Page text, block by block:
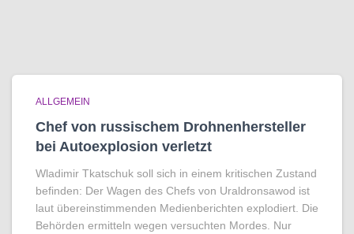
ALLGEMEIN
Chef von russischem Drohnenhersteller
bei Autoexplosion verletzt
Wladimir Tkatschuk soll sich in einem kritischen Zustand
befinden: Der Wagen des Chefs von Uraldronsawod ist
laut übereinstimmenden Medienberichten explodiert. Die
Behörden ermitteln wegen versuchten Mordes. Nur